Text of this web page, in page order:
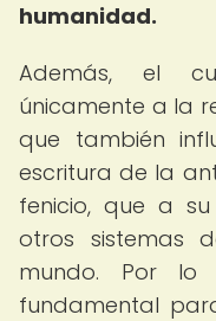
humanidad.
Además, el
únicamente a la
que también
escritura de la
fenicio, que a
otros sistemas
mundo. Por lo
fundamental